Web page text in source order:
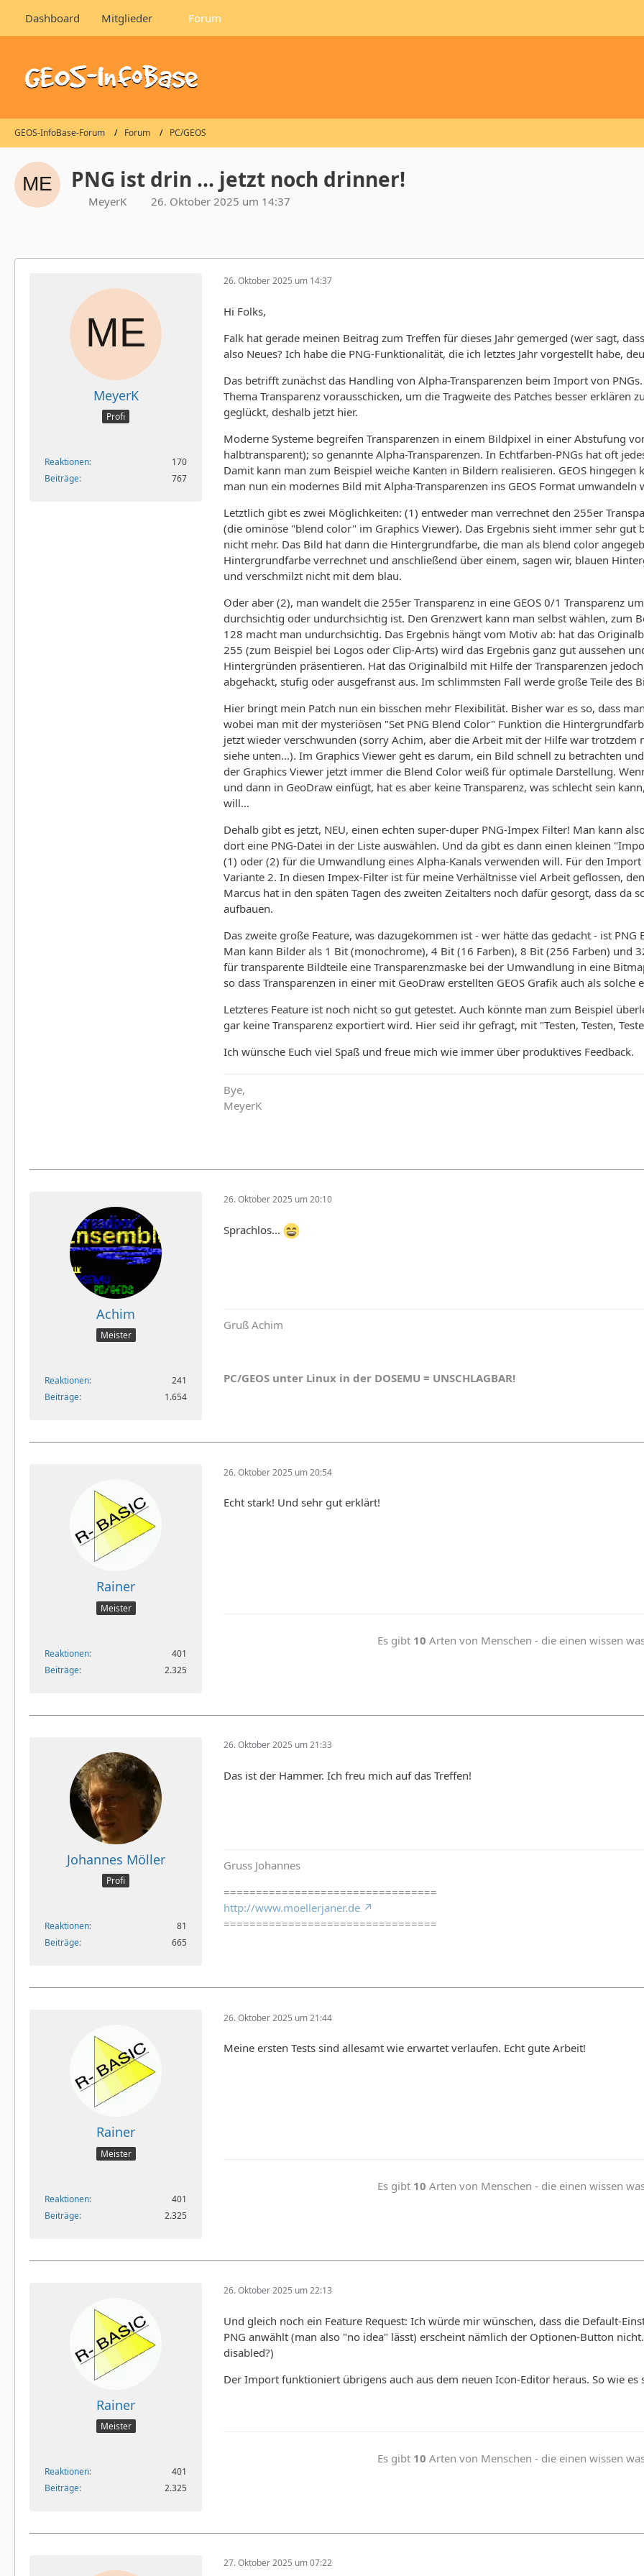
Dashboard Mitglieder Forum
GEOS-InfoBase-Forum Forum PC/GEOS
PNG ist drin ... jetzt noch drinner!
MeyerK 26. Oktober 2025 um 14:37
MeyerK
Profi
Reaktionen
170
Beiträge
767
26. Oktober 2025 um 14:37
Hi Folks,
Falk hat gerade meinen Beitrag zum Treffen für dieses Jahr gemerged (wer sagt,
also Neues? Ich habe die PNG-Funktionalität, die ich letztes Jahr vorgestellt habe,
Das betrifft zunächst das Handling von Alpha-Transparenzen beim Import von
Thema Transparenz vorausschicken, um die Tragweite des Patches besser erklären
geglückt, deshalb jetzt hier.
Moderne Systeme begreifen Transparenzen in einem Bildpixel in einer Abstufung
halbtransparent); so genannte Alpha-Transparenzen. In Echtfarben-PNGs hat oft
Damit kann man zum Beispiel weiche Kanten in Bildern realisieren. GEOS
man nun ein modernes Bild mit Alpha-Transparenzen ins GEOS Format
Letztlich gibt es zwei Möglichkeiten: (1) entweder man verrechnet den 255er
(die ominöse "blend color" im Graphics Viewer). Das Ergebnis sieht immer sehr gut
nicht mehr. Das Bild hat dann die Hintergrundfarbe, die man als blend color
Hintergrundfarbe verrechnet und anschließend über einem, sagen wir, blauen
und verschmilzt nicht mit dem blau.
Oder aber (2), man wandelt die 255er Transparenz in eine GEOS 0/1 Transparenz
durchsichtig oder undurchsichtig ist. Den Grenzwert kann man selbst wählen, zum
128 macht man undurchsichtig. Das Ergebnis hängt vom Motiv ab: hat das
255 (zum Beispiel bei Logos oder Clip-Arts) wird das Ergebnis ganz gut aussehen
Hintergründen präsentieren. Hat das Originalbild mit Hilfe der Transparenzen
abgehackt, stufig oder ausgefranst aus. Im schlimmsten Fall werde große Teile des
Hier bringt mein Patch nun ein bisschen mehr Flexibilität. Bisher war es so, dass
wobei man mit der mysteriösen "Set PNG Blend Color" Funktion die
jetzt wieder verschwunden (sorry Achim, aber die Arbeit mit der Hilfe war
siehe unten...). Im Graphics Viewer geht es darum, ein Bild schnell zu betrachten
der Graphics Viewer jetzt immer die Blend Color weiß für optimale Darstellung.
und dann in GeoDraw einfügt, hat es aber keine Transparenz, was schlecht sein
will...
Dehalb gibt es jetzt, NEU, einen echten super-duper PNG-Impex Filter! Man kann
dort eine PNG-Datei in der Liste auswählen. Und da gibt es dann einen kleinen
(1) oder (2) für die Umwandlung eines Alpha-Kanals verwenden will. Für den
Variante 2. In diesen Impex-Filter ist für meine Verhältnisse viel Arbeit geflossen,
Marcus hat in den späten Tagen des zweiten Zeitalters noch dafür gesorgt, dass da
aufbauen.
Das zweite große Feature, was dazugekommen ist - wer hätte das gedacht - ist
Man kann Bilder als 1 Bit (monochrome), 4 Bit (16 Farben), 8 Bit (256 Farben) und
für transparente Bildteile eine Transparenzmaske bei der Umwandlung in eine
so dass Transparenzen in einer mit GeoDraw erstellten GEOS Grafik auch als solche
Letzteres Feature ist noch nicht so gut getestet. Auch könnte man zum Beispiel
gar keine Transparenz exportiert wird. Hier seid ihr gefragt, mit "Testen, Testen,
Ich wünsche Euch viel Spaß und freue mich wie immer über produktives Feedback.
Bye,
MeyerK
Achim
Meister
Reaktionen
241
Beiträge
1.654
26. Oktober 2025 um 20:10
Sprachlos...
Gruß Achim
PC/GEOS unter Linux in der DOSEMU = UNSCHLAGBAR!
Rainer
Meister
Reaktionen
401
Beiträge
2.325
26. Oktober 2025 um 20:54
Echt stark! Und sehr gut erklärt!
Es gibt 10 Arten von Menschen - die einen wissen
Johannes Möller
Profi
Reaktionen
81
Beiträge
665
26. Oktober 2025 um 21:33
Das ist der Hammer. Ich freu mich auf das Treffen!
Gruss Johannes
=================================
http://www.moellerjaner.de
=================================
Rainer
Meister
Reaktionen
401
Beiträge
2.325
26. Oktober 2025 um 21:44
Meine ersten Tests sind allesamt wie erwartet verlaufen. Echt gute Arbeit!
Es gibt 10 Arten von Menschen - die einen wissen
Rainer
Meister
Reaktionen
401
Beiträge
2.325
26. Oktober 2025 um 22:13
Und gleich noch ein Feature Request: Ich würde mir wünschen, dass die Default-
PNG anwählt (man also "no idea" lässt) erscheint nämlich der Optionen-Button
disabled?)
Der Import funktioniert übrigens auch aus dem neuen Icon-Editor heraus. So wie es
Es gibt 10 Arten von Menschen - die einen wissen
27. Oktober 2025 um 07:22